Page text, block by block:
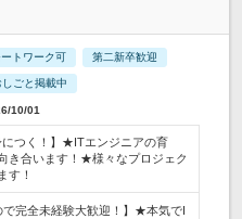
ートワーク可 第二新卒歓迎
ごと掲載中
10/01
につく！】★ITエンジニアの育
き合います！★様々なプロジェク
す！
で完全未経験大歓迎！】★本気でI